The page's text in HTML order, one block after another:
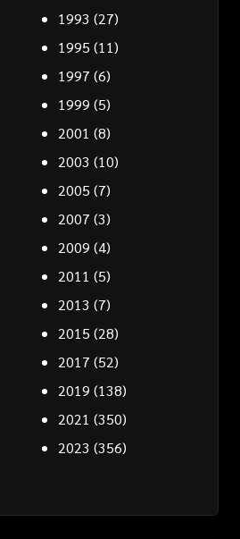
1993 (27)
1995 (11)
1997 (6)
1999 (5)
2001 (8)
2003 (10)
2005 (7)
2007 (3)
2009 (4)
2011 (5)
2013 (7)
2015 (28)
2017 (52)
2019 (138)
2021 (350)
2023 (356)